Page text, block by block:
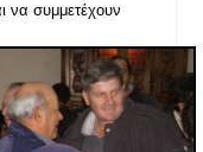
να συμμετέχουν